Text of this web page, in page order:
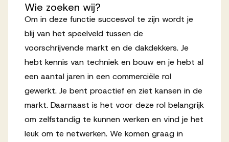
Wie zoeken wij?
Om in deze functie succesvol te zijn wordt je
blij van het speelveld tussen de
voorschrijvende markt en de dakdekkers. Je
hebt kennis van techniek en bouw en je hebt al
een aantal jaren in een commerciële rol
gewerkt. Je bent proactief en ziet kansen in de
markt. Daarnaast is het voor deze rol belangrijk
om zelfstandig te kunnen werken en vind je het
leuk om te netwerken. We komen graag in